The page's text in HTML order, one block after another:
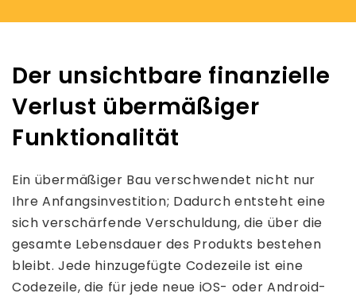
Der unsichtbare finanzielle
Verlust übermäßiger
Funktionalität
Ein übermäßiger Bau verschwendet nicht nur
Ihre Anfangsinvestition; Dadurch entsteht eine
sich verschärfende Verschuldung, die über die
gesamte Lebensdauer des Produkts bestehen
bleibt. Jede hinzugefügte Codezeile ist eine
Codezeile, die für jede neue iOS- oder Android-